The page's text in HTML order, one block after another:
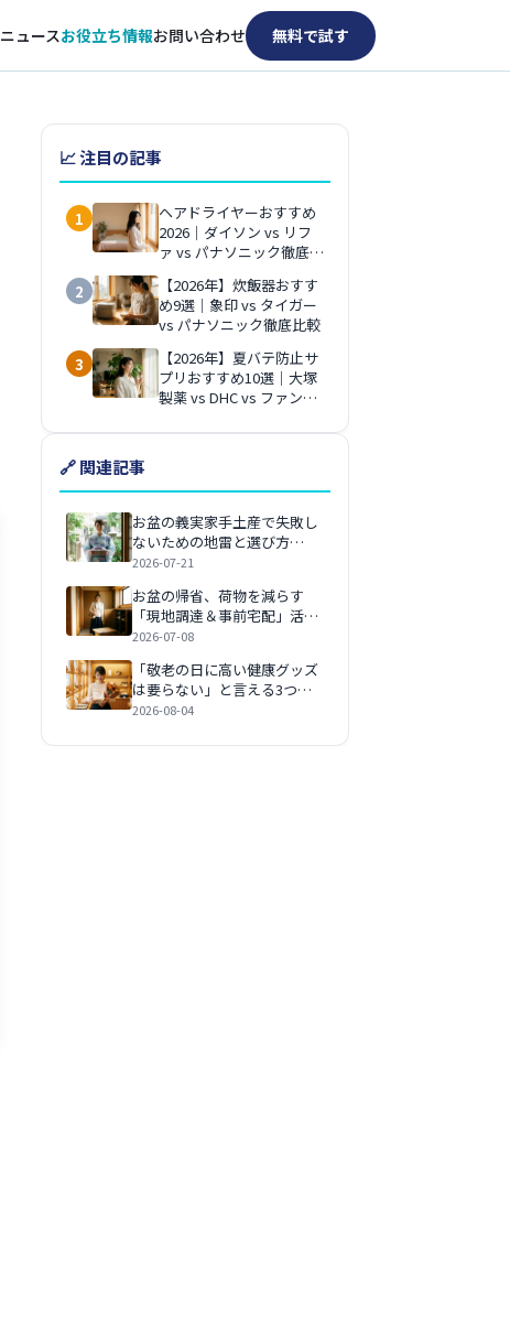
ニュースお役立ち情報お問い合わせ 無料で試す
📈 注目の記事
1
ヘアドライヤーおすすめ
2026｜ダイソン vs リフ
ァ vs パナソニック徹底比
2
【2026年】炊飯器おすす
め9選｜象印 vs タイガー
vs パナソニック徹底比較
3
【2026年】夏バテ防止サ
プリおすすめ10選｜大塚
製薬 vs DHC vs ファンケ
🔗 関連記事
お盆の義実家手土産で失敗し
ないための地雷と選び方
【2026年】
2026-07-21
お盆の帰省、荷物を減らす
「現地調達＆事前宅配」活用
術｜子連れでも身軽に帰る
2026-07-08
「敬老の日に高い健康グッズ
は要らない」と言える3つの
条件【2026年版】
2026-08-04